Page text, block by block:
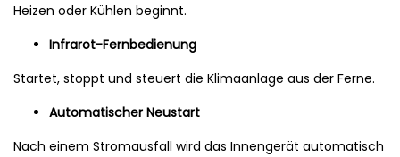
Heizen oder Kühlen beginnt.
Infrarot-Fernbedienung
Startet, stoppt und steuert die Klimaanlage aus der Ferne.
Automatischer Neustart
Nach einem Stromausfall wird das Innengerät automatisch